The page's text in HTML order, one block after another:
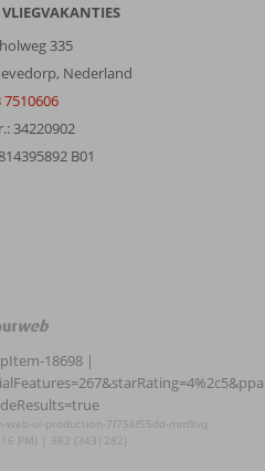
335
Nederland
7510606
34220902
B01
TourWeb
NetMatch
18698 |
ui-production-7f756f55dd-mm9vq
PM) | 382 (343|282)